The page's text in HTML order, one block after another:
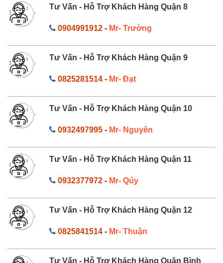
Tư Vấn - Hỗ Trợ Khách Hàng Quận 8
0904991912- Mr- Trường
Tư Vấn - Hỗ Trợ Khách Hàng Quận 9
0825281514- Mr- Đạt
Tư Vấn - Hỗ Trợ Khách Hàng Quận 10
0932497995- Mr- Nguyên
Tư Vấn - Hỗ Trợ Khách Hàng Quận 11
0932377972- Mr- Qúy
Tư Vấn - Hỗ Trợ Khách Hàng Quận 12
0825841514- Mr- Thuận
Tư Vấn - Hỗ Trợ Khách Hàng Quận Bình